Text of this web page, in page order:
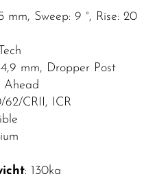
mm, Sweep: 9 °, Rise: 20
mm, Dropper Post
Ahead
CRII, ICR
: 130kg